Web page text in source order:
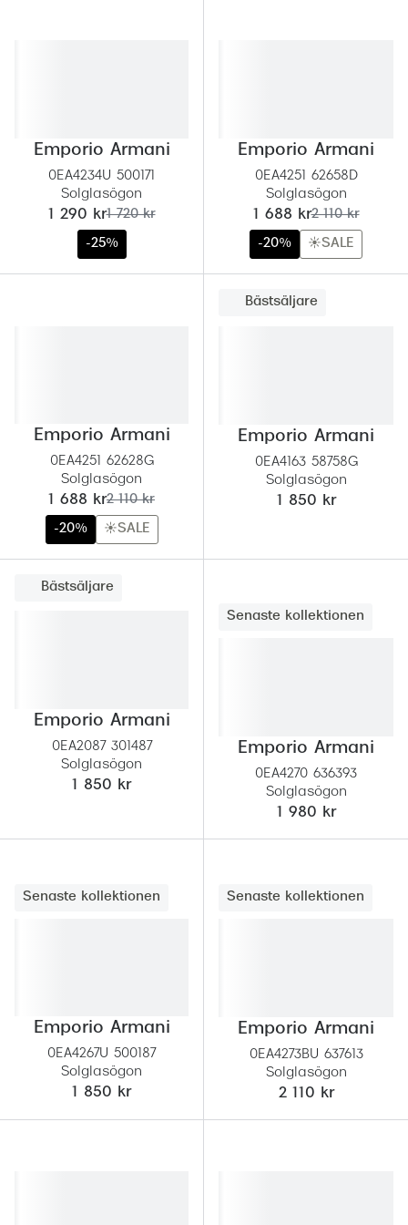
Emporio Armani
0EA4234U 500171
Solglasögon
nu:
1 290 krtidigare pris:
1 720 kr
-25%
Emporio Armani
0EA4251 62658D
Solglasögon
nu:
1 688 krtidigare pris:
2 110 kr
-20% ☀️SALE
Emporio Armani
0EA4251 62628G
Solglasögon
nu:
1 688 krtidigare pris:
2 110 kr
-20% ☀️SALE
Bästsäljare
Emporio Armani
0EA4163 58758G
Solglasögon
1 850 kr
Bästsäljare
Emporio Armani
0EA2087 301487
Solglasögon
1 850 kr
Senaste kollektionen
Emporio Armani
0EA4270 636393
Solglasögon
1 980 kr
Senaste kollektionen
Emporio Armani
0EA4267U 500187
Solglasögon
1 850 kr
Senaste kollektionen
Emporio Armani
0EA4273BU 637613
Solglasögon
2 110 kr